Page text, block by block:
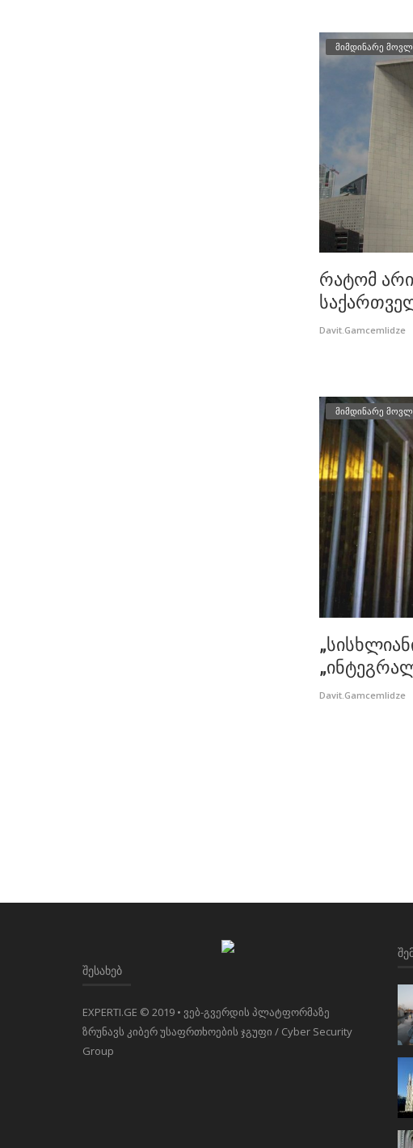
მიმდინარე
რატომ
Davit.Gamcemlidze
მიმდინარე
Davit.Gamcemlidze
ᲨᲔᲡᲐᲮᲔᲑ
EXPERTI.GE © 2019 • ვებ-გვერდის პლატფორმაზე
ზრუნავს კიბერ უსაფრთხოების ჯგუფი / Cyber Security
Group